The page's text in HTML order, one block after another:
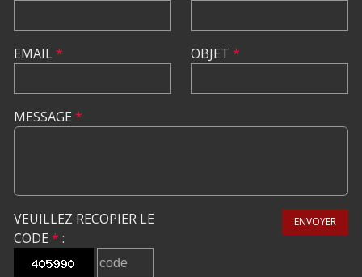
EMAIL* OBJET *
MESSAGE *
VEUILLEZ RECOPIER LE
CODE * :
ENVOYER